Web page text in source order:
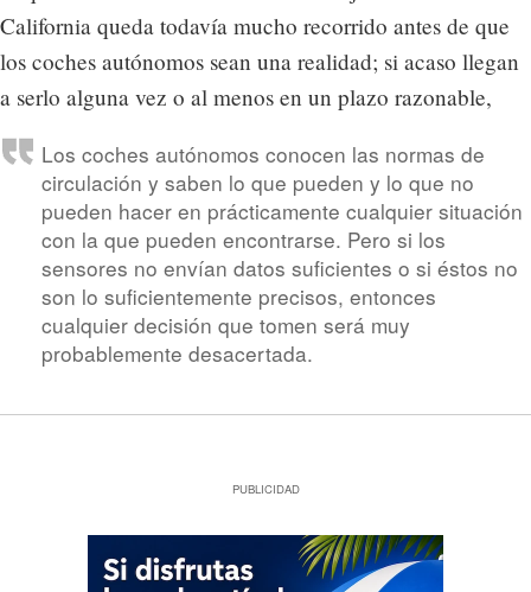
California queda todavía mucho recorrido antes de que
los coches autónomos sean una realidad; si acaso llegan
a serlo alguna vez o al menos en un plazo razonable,
Los coches autónomos conocen las normas de
circulación y saben lo que pueden y lo que no
pueden hacer en prácticamente cualquier situación
con la que pueden encontrarse. Pero si los
sensores no envían datos suficientes o si éstos no
son lo suficientemente precisos, entonces
cualquier decisión que tomen será muy
probablemente desacertada.
PUBLICIDAD